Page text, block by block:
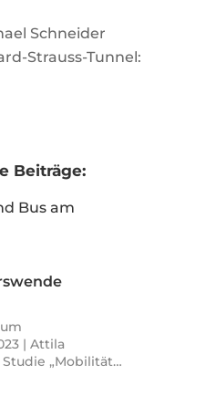
Schneider
Strauss-Tunnel:
Beiträge:
| Attila
„Mobilität…